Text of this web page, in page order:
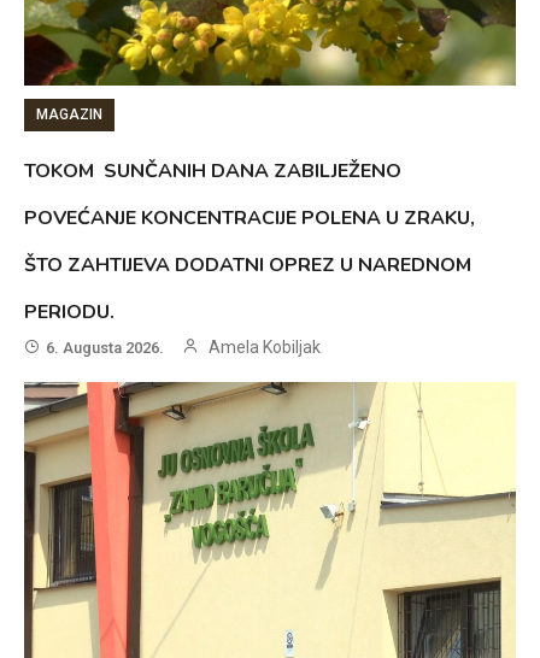
MAGAZIN
TOKOM SUNČANIH DANA ZABILJEŽENO
POVEĆANJE KONCENTRACIJE POLENA U ZRAKU,
ŠTO ZAHTIJEVA DODATNI OPREZ U NAREDNOM
PERIODU.
6. Augusta 2026. Amela Kobiljak